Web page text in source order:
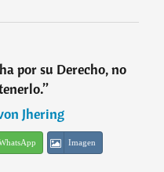
por su Derecho, no
”
Jhering
Imagen